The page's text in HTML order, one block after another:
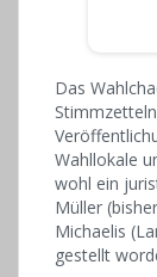
Das
Wahllokale
wohl ein
Müller
Michaelis
gestellt